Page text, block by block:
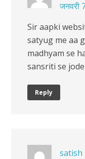
जनवरी
Sir aapki
satyug me aa
madhyam se
sansriti se
Reply
satish